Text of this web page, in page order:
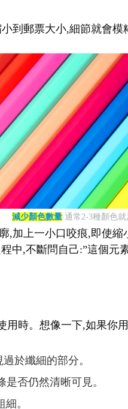
到郵票大小,細節就會
減少顏色數量通常2-3種顏色就
加上一小口咬痕,即使
中,不斷問自己:”這個
時。想像一下,如果
於纖細的部分。
否仍然清晰可見。
。